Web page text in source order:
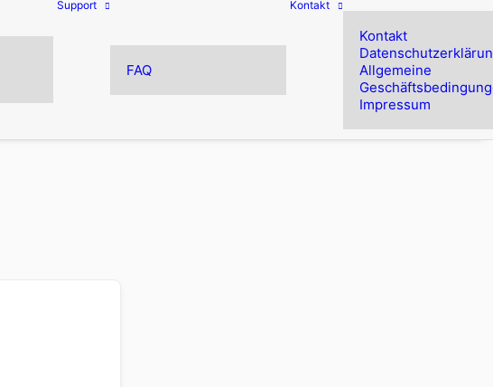
Support
FAQ
Kontakt
Kontakt
Allgemeine
Impressum